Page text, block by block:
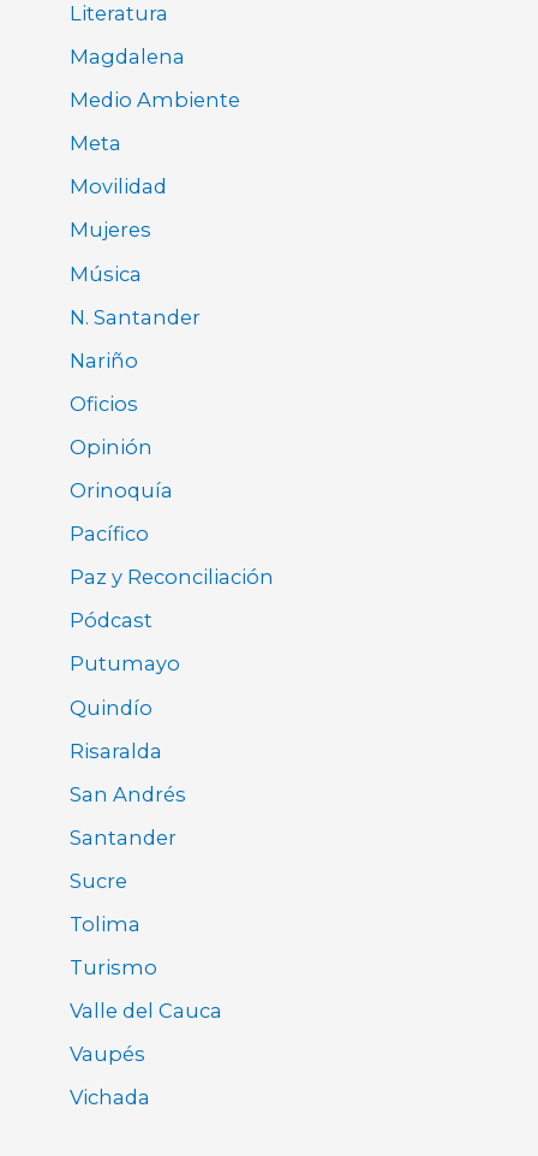
Literatura
Magdalena
Medio Ambiente
Meta
Movilidad
Mujeres
Música
N. Santander
Nariño
Oficios
Opinión
Orinoquía
Pacífico
Paz y Reconciliación
Pódcast
Putumayo
Quindío
Risaralda
San Andrés
Santander
Sucre
Tolima
Turismo
Valle del Cauca
Vaupés
Vichada